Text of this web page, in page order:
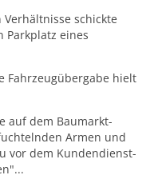
schickte
Parkplatz eines
Fahrzeugübergabe hielt
auf dem Baumarkt-
Armen und
vor dem Kundendienst-